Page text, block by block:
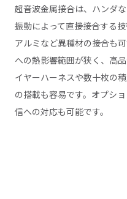
超音波金属接合は、ハンダ
振動によって直接接合する
アルミなど異種材の接合も
への熱影響範囲が狭く、高
イヤーハーネスや数十枚の
の搭載も容易です。オプシ
信への対応も可能です。